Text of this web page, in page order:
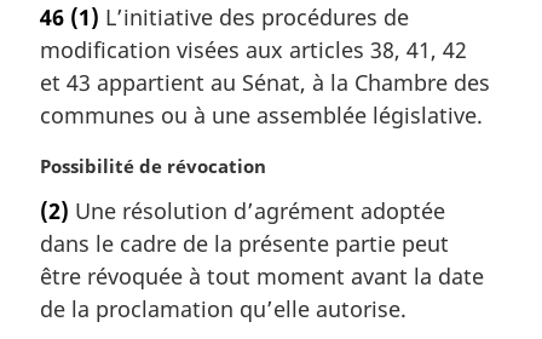
i
n
a
e
:
t
e
m
a
g
n
a
l
e
:
46 (1) L’initiative des procédures de
modification visées aux articles 38, 41, 42
et 43 appartient au Sénat, à la Chambre des
communes ou à une assemblée législative.
N
t
e
m
a
Possibilité de révocation
(2) Une résolution d’agrément adoptée
dans le cadre de la présente partie peut
être révoquée à tout moment avant la date
de la proclamation qu’elle autorise.